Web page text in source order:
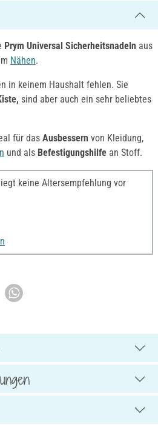
Prym Universal Sicherheitsnadeln aus
Nähen.
in keinem Haushalt fehlen. Sie
sind aber auch ein sehr beliebtes
für das Ausbessern von Kleidung,
und als Befestigungshilfe an Stoff.
keine Altersempfehlung vor